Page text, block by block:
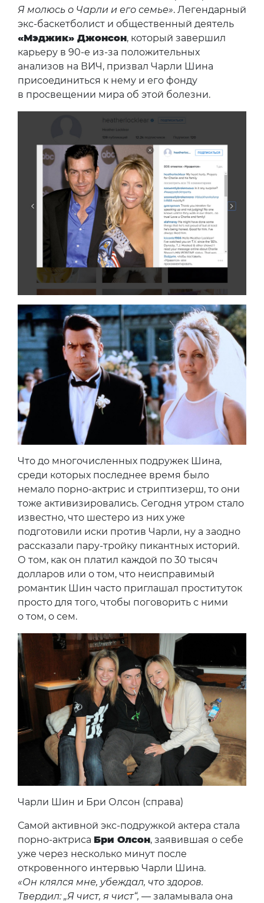
Я молюсь о Чарли и его семье». Легендарный
экс-баскетболист и общественный деятель
«Мэджик» Джонсон, который завершил
карьеру в 90-е из-за положительных
анализов на ВИЧ, призвал Чарли Шина
присоединиться к нему и его фонду
в просвещении мира об этой болезни.
Что до многочисленных подружек Шина,
среди которых последнее время было
немало порно-актрис и стриптизерш, то они
тоже активизировались. Сегодня утром стало
известно, что шестеро из них уже
подготовили иски против Чарли, ну а заодно
рассказали пару-тройку пикантных историй.
О том, как он платил каждой по 30 тысяч
долларов или о том, что неисправимый
романтик Шин часто приглашал проституток
просто для того, чтобы поговорить с ними
о том, о сем.
Чарли Шин и Бри Олсон (справа)
Самой активной экс-подружкой актера стала
порно-актриса Бри Олсон, заявившая о себе
уже через несколько минут после
откровенного интервью Чарли Шина.
«Он клялся мне, убеждал, что здоров.
Твердил: „Я чист, я чист“, — заламывала она